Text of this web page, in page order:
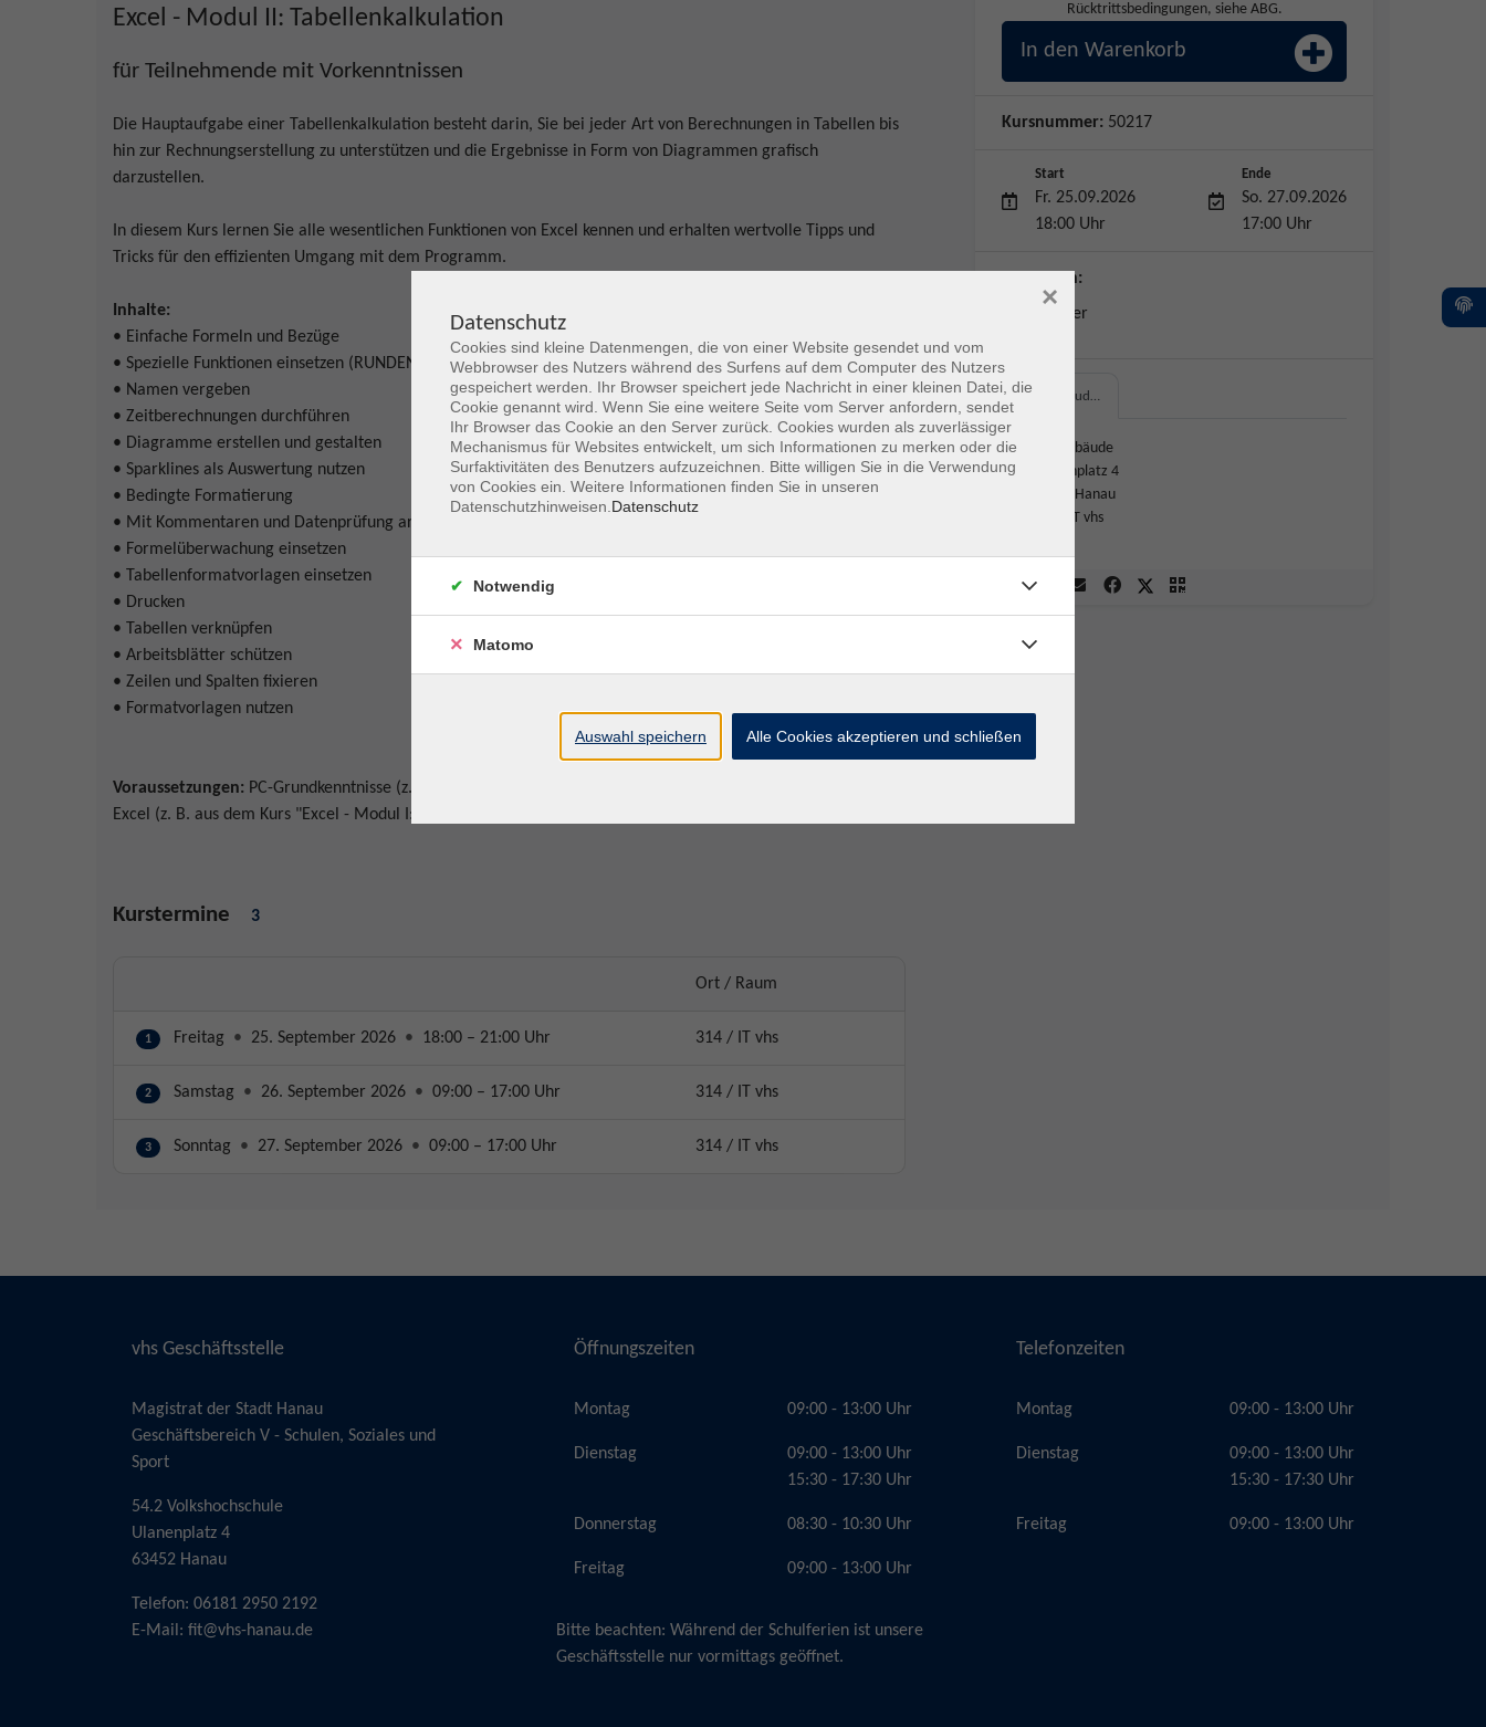
Excel - Modul II: Tabellenkalkulation
für Teilnehmende mit Vorkenntnissen
Die Hauptaufgabe einer Tabellenkalkulation besteht darin, Sie bei jeder Art von Berechnungen in Tabellen bis
hin zur Rechnungserstellung zu unterstützen und die Ergebnisse in Form von Diagrammen grafisch
darzustellen.
In diesem Kurs lernen Sie alle wesentlichen Funktionen von Excel kennen und erhalten wertvolle Tipps und
Tricks für den effizienten Umgang mit dem Programm.
Inhalte:
• Einfache Formeln und Bezüge
• Spezielle Funktionen einsetzen (RUNDEN, WENN, SVERWEIS)
• Namen vergeben
• Zeitberechnungen durchführen
• Diagramme erstellen und gestalten
• Sparklines als Auswertung nutzen
• Bedingte Formatierung
• Mit Kommentaren und Datenprüfung arbeiten
• Formelüberwachung einsetzen
• Tabellenformatvorlagen einsetzen
• Drucken
• Tabellen verknüpfen
• Arbeitsblätter schützen
• Zeilen und Spalten fixieren
• Formatvorlagen nutzen
Voraussetzungen: PC-Grundkenntnisse (z. B. aus dem Kurs "Windows & Internet - Einstieg"), Basiswissen in
Excel (z. B. aus dem Kurs "Excel - Modul I: Basiswissen Tabellenkalkulation")
Kurstermine 3
Ort / Raum
1 Freitag • 25. September 2026 • 18:00 – 21:00 Uhr 314 / IT vhs
2 Samstag • 26. September 2026 • 09:00 – 17:00 Uhr 314 / IT vhs
3 Sonntag • 27. September 2026 • 09:00 – 17:00 Uhr 314 / IT vhs
Rücktrittsbedingungen, siehe ABG.
In den Warenkorb
Kursnummer: 50217
Start
Fr. 25.09.2026
18:00 Uhr
Ende
So. 27.09.2026
17:00 Uhr
Dozent*in:
Dirk Richter
vhs-Gebäud…
vhs-Gebäude
Ulanenplatz 4
63452 Hanau
314 / IT vhs
vhs Geschäftsstelle
Magistrat der Stadt Hanau
Geschäftsbereich V - Schulen, Soziales und
Sport
54.2 Volkshochschule
Ulanenplatz 4
63452 Hanau
Telefon: 06181 2950 2192
E-Mail: fit@vhs-hanau.de
Öffnungszeiten
Montag
Dienstag
Donnerstag
Freitag
09:00 - 13:00 Uhr
09:00 - 13:00 Uhr
15:30 - 17:30 Uhr
08:30 - 10:30 Uhr
09:00 - 13:00 Uhr
Bitte beachten: Während der Schulferien ist unsere
Geschäftsstelle nur vormittags geöffnet.
Telefonzeiten
Montag
Dienstag
Freitag
09:00 - 13:00 Uhr
09:00 - 13:00 Uhr
15:30 - 17:30 Uhr
09:00 - 13:00 Uhr
Datenschutz
Cookies sind kleine Datenmengen, die von einer Website gesendet und vom
Webbrowser des Nutzers während des Surfens auf dem Computer des Nutzers
gespeichert werden. Ihr Browser speichert jede Nachricht in einer kleinen Datei, die
Cookie genannt wird. Wenn Sie eine weitere Seite vom Server anfordern, sendet
Ihr Browser das Cookie an den Server zurück. Cookies wurden als zuverlässiger
Mechanismus für Websites entwickelt, um sich Informationen zu merken oder die
Surfaktivitäten des Benutzers aufzuzeichnen. Bitte willigen Sie in die Verwendung
von Cookies ein. Weitere Informationen finden Sie in unseren
Datenschutzhinweisen. Datenschutz
×
Notwendig
Matomo
Auswahl speichern Alle Cookies akzeptieren und schließen